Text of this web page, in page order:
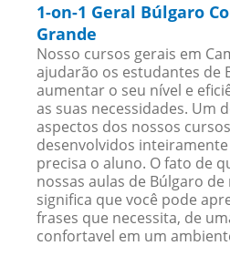
1-on-1 Geral Búlgaro
Grande
Nosso cursos gerais em
ajudarão os estudantes de
aumentar o seu nível e
as suas necessidades. Um
aspectos dos nossos
desenvolvidos
precisa o aluno. O fato de
nossas aulas de Búlgaro
significa que você pode
frases que necessita, de
confortavel em um